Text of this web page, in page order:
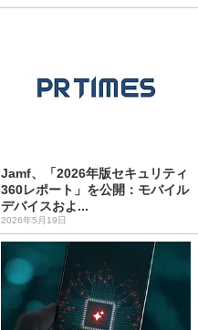
Jamf、「2026年版セキュリティ
360レポート」を公開：モバイル
デバイスおよ...
2026年5月19日